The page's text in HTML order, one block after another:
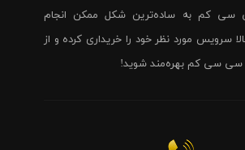
کم به ساده‌ترین شکل ممکن انجام
سرویس مورد نظر خود را خریداری کرده و از
سی سی کم بهره‌مند شوید!